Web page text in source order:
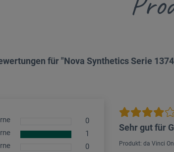
für "Nova Synthetics Serie
0
1
0
Sehr gut für
Produkt: da Vinci